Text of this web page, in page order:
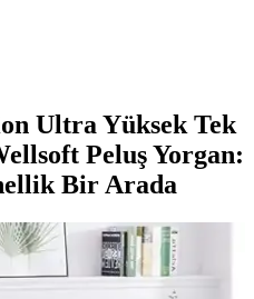
Ultra Yüksek Tek
Peluş Yorgan:
Bir Arada